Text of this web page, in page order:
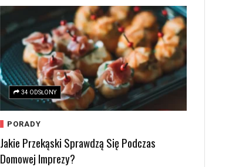
34 ODSŁONY
PORADY
Jakie Przekąski Sprawdzą Się Podczas
Domowej Imprezy?